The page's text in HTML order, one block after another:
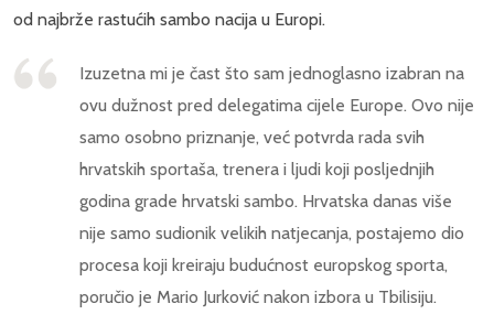
od najbrže rastućih sambo nacija u Europi.
Izuzetna mi je čast što sam jednoglasno izabran na
ovu dužnost pred delegatima cijele Europe. Ovo nije
samo osobno priznanje, već potvrda rada svih
hrvatskih sportaša, trenera i ljudi koji posljednjih
godina grade hrvatski sambo. Hrvatska danas više
nije samo sudionik velikih natjecanja, postajemo dio
procesa koji kreiraju budućnost europskog sporta,
poručio je Mario Jurković nakon izbora u Tbilisiju.